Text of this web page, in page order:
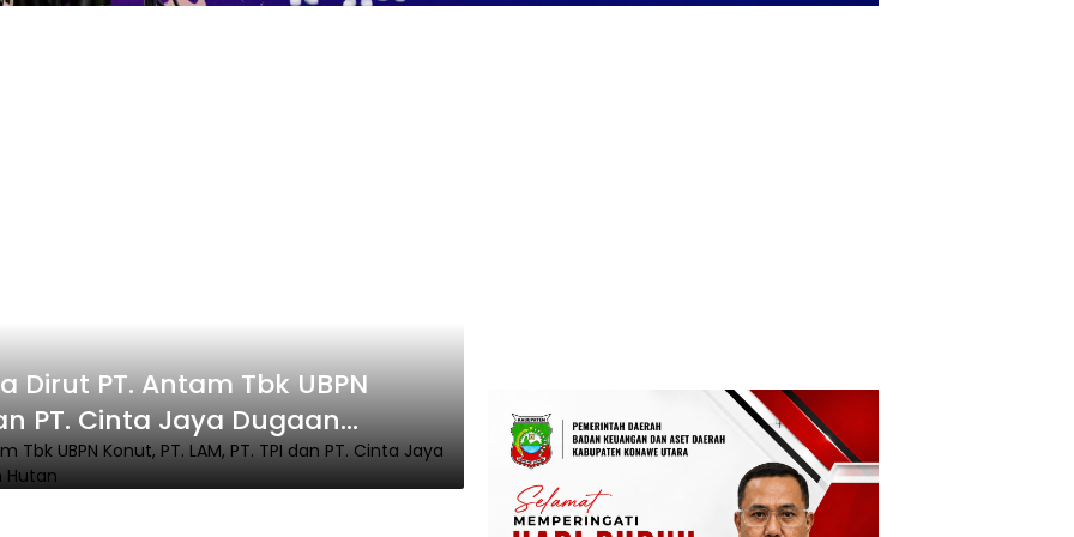
Dirut PT. Antam Tbk UBPN
PT. Cinta Jaya Dugaan
Hutan